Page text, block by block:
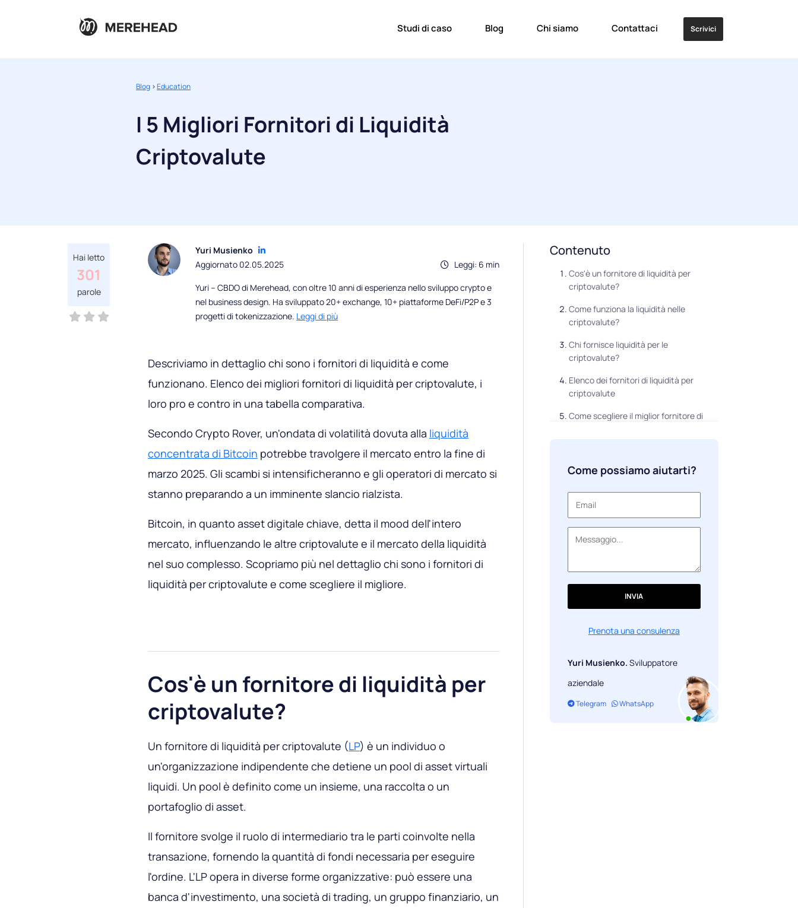
Studi di caso Blog Chi siamo Contattaci Scrivici
Blog >Education
I 5 Migliori Fornitori di Liquidità
Criptovalute
Hai letto
301
parole
Yuri Musienko
Leggi: 6 min
Aggiornato 02.05.2025
Yuri – CBDO di Merehead, con oltre 10 anni di esperienza nello sviluppo crypto e
nel business design. Ha sviluppato 20+ exchange, 10+ piattaforme DeFi/P2P e 3
progetti di tokenizzazione. Leggi di più
Descriviamo in dettaglio chi sono i fornitori di liquidità e come
funzionano. Elenco dei migliori fornitori di liquidità per criptovalute, i
loro pro e contro in una tabella comparativa.
Secondo Crypto Rover, un'ondata di volatilità dovuta alla liquidità
concentrata di Bitcoin potrebbe travolgere il mercato entro la fine di
marzo 2025. Gli scambi si intensificheranno e gli operatori di mercato si
stanno preparando a un imminente slancio rialzista.
Bitcoin, in quanto asset digitale chiave, detta il mood dell'intero
mercato, influenzando le altre criptovalute e il mercato della liquidità
nel suo complesso. Scopriamo più nel dettaglio chi sono i fornitori di
liquidità per criptovalute e come scegliere il migliore.
Cos'è un fornitore di liquidità per
criptovalute?
Un fornitore di liquidità per criptovalute (LP) è un individuo o
un'organizzazione indipendente che detiene un pool di asset virtuali
liquidi. Un pool è definito come un insieme, una raccolta o un
portafoglio di asset.
Il fornitore svolge il ruolo di intermediario tra le parti coinvolte nella
transazione, fornendo la quantità di fondi necessaria per eseguire
l'ordine. L'LP opera in diverse forme organizzative: può essere una
banca d'investimento, una società di trading, un gruppo finanziario, un
Contenuto
Cos'è un fornitore di liquidità per
criptovalute?
Come funziona la liquidità nelle
criptovalute?
Chi fornisce liquidità per le
criptovalute?
Elenco dei fornitori di liquidità per
criptovalute
Come scegliere il miglior fornitore di
criptovalute
Come possiamo aiutarti?
INVIA
Prenota una consulenza
Yuri Musienko. Sviluppatore
aziendale
Telegram WhatsApp